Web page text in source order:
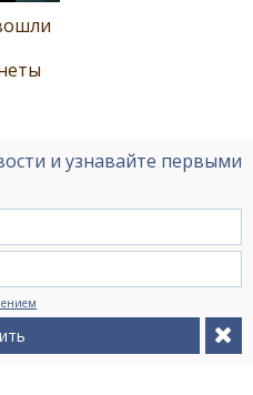
и узнавайте первыми